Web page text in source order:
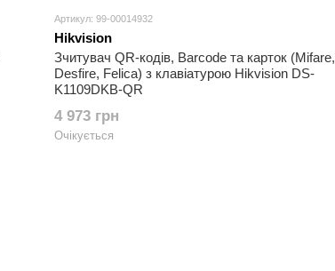
Артикул: 99-00014932
Hikvision
Зчитувач QR-кодів, Barcode та карток (Mifare,
Desfire, Felica) з клавіатурою Hikvision DS-
K1109DKB-QR
4 973 грн
Очікується